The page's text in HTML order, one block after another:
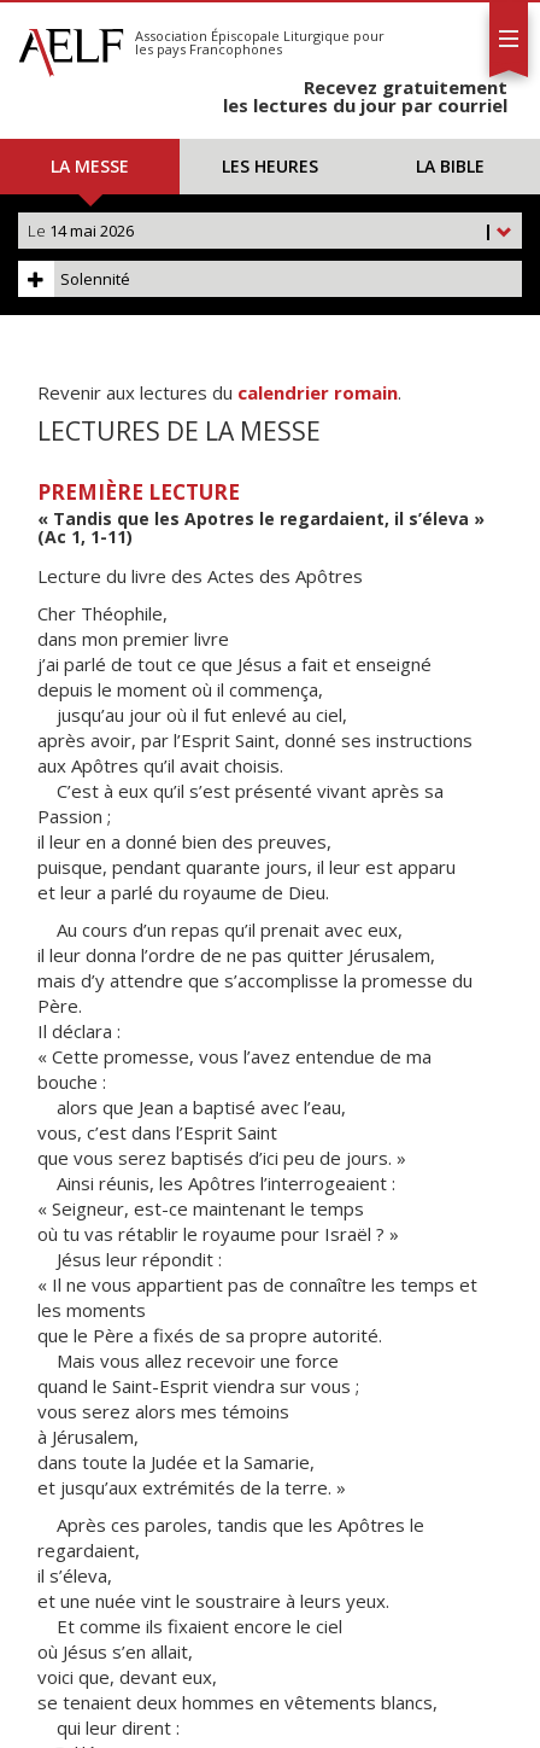
S'abonner
Calendrier
Association Épiscopale Liturgique pour
les pays Francophones
Recevez gratuitement
les lectures du jour par courriel
LA MESSE LES HEURES LA BIBLE
|
Le 14 mai 2026
Solennité
Revenir aux lectures du calendrier romain.
LECTURES DE LA MESSE
PREMIÈRE LECTURE
« Tandis que les Apotres le regardaient, il s’éleva »
(Ac 1, 1-11)
Lecture du livre des Actes des Apôtres
Cher Théophile,
dans mon premier livre
j’ai parlé de tout ce que Jésus a fait et enseigné
depuis le moment où il commença,
jusqu’au jour où il fut enlevé au ciel,
après avoir, par l’Esprit Saint, donné ses instructions
aux Apôtres qu’il avait choisis.
C’est à eux qu’il s’est présenté vivant après sa
Passion ;
il leur en a donné bien des preuves,
puisque, pendant quarante jours, il leur est apparu
et leur a parlé du royaume de Dieu.
Au cours d’un repas qu’il prenait avec eux,
il leur donna l’ordre de ne pas quitter Jérusalem,
mais d’y attendre que s’accomplisse la promesse du
Père.
Il déclara :
« Cette promesse, vous l’avez entendue de ma
bouche :
alors que Jean a baptisé avec l’eau,
vous, c’est dans l’Esprit Saint
que vous serez baptisés d’ici peu de jours. »
Ainsi réunis, les Apôtres l’interrogeaient :
« Seigneur, est-ce maintenant le temps
où tu vas rétablir le royaume pour Israël ? »
Jésus leur répondit :
« Il ne vous appartient pas de connaître les temps et
les moments
que le Père a fixés de sa propre autorité.
Mais vous allez recevoir une force
quand le Saint-Esprit viendra sur vous ;
vous serez alors mes témoins
à Jérusalem,
dans toute la Judée et la Samarie,
et jusqu’aux extrémités de la terre. »
Après ces paroles, tandis que les Apôtres le
regardaient,
il s’éleva,
et une nuée vint le soustraire à leurs yeux.
Et comme ils fixaient encore le ciel
où Jésus s’en allait,
voici que, devant eux,
se tenaient deux hommes en vêtements blancs,
qui leur dirent :